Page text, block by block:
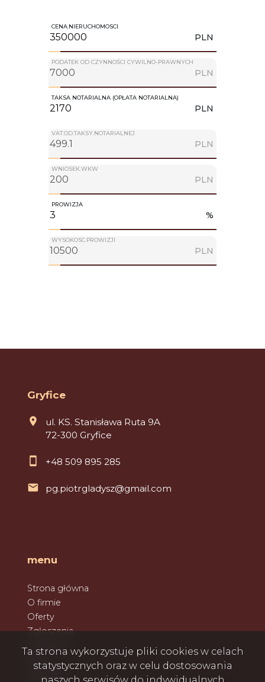
CENA.NIERUCHOMOSCI
PLN
PODATEK OD CZYNNOŚCI CYWILNO-PRAWNYCH
PLN
TAKSA NOTARIALNA (OPŁATA NOTARIALNA)
PLN
VAT.OD.TAKSY.NOTARIALNEJ
PLN
WNIOSEK.WKW
PLN
PROWIZJA
%
WYSOKOSC.PROWIZJI
PLN
Gryfice
ul. KS. Stanisława Ruta 9A
72-300 Gryfice
+48 509 895 285
pg.piotrgladysz@gmail.com
menu
Strona główna
O firmie
Oferty
Zgłoszenia
Kontakt
Ta strona wykorzystuje pliki cookies w celach
statystycznych oraz w celu dostosowania
naszych serwisów do indywidualnych